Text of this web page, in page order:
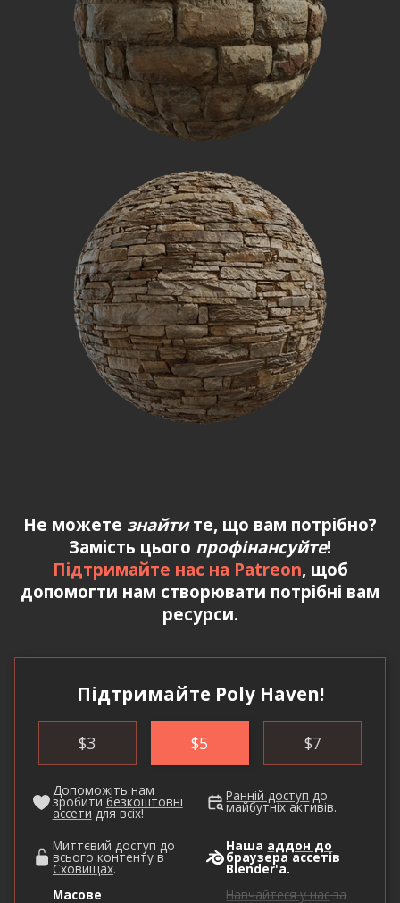
Не можете знайтите, що вам потрібно?
Замість цього профінансуйте!
Підтримайте нас на Patreon, щоб
допомогти нам створювати потрібні вам
ресурси.
Підтримайте Poly Haven!
$3 $5 $7
Допоможіть нам
зробити безкоштовні
ассети для всіх!
Ранній доступ до
майбутніх активів.
Миттєвий доступ до
всього контенту в
Сховищах.
Наша аддон до
браузера ассетів
Blender'а.
Масове
Навчайтеся у насза